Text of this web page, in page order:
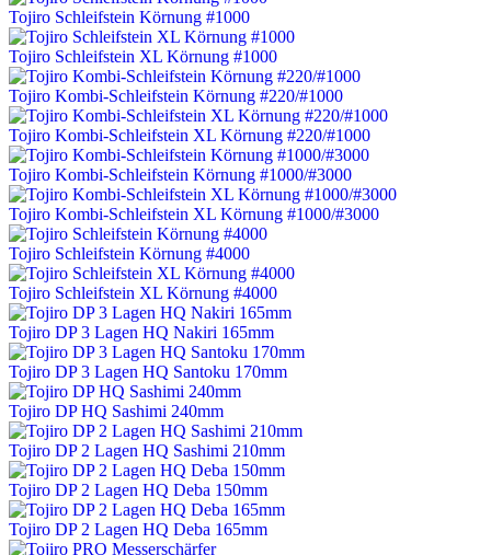
Tojiro Schleifstein Körnung #1000
Tojiro Schleifstein XL Körnung #1000
Tojiro Kombi-Schleifstein Körnung #220/#1000
Tojiro Kombi-Schleifstein XL Körnung #220/#1000
Tojiro Kombi-Schleifstein Körnung #1000/#3000
Tojiro Kombi-Schleifstein XL Körnung #1000/#3000
Tojiro Schleifstein Körnung #4000
Tojiro Schleifstein XL Körnung #4000
Tojiro DP 3 Lagen HQ Nakiri 165mm
Tojiro DP 3 Lagen HQ Santoku 170mm
Tojiro DP HQ Sashimi 240mm
Tojiro DP 2 Lagen HQ Sashimi 210mm
Tojiro DP 2 Lagen HQ Deba 150mm
Tojiro DP 2 Lagen HQ Deba 165mm